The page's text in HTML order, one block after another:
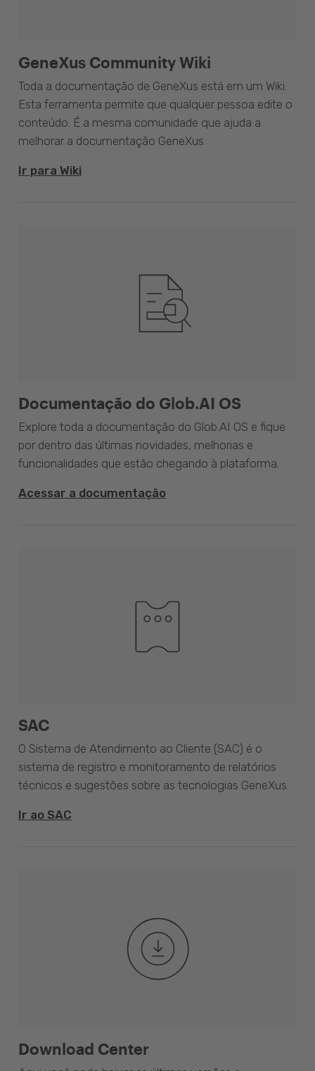
GeneXus Community Wiki
Toda a documentação de GeneXus está em um Wiki.
Esta ferramenta permite que qualquer pessoa edite o
conteúdo. É a mesma comunidade que ajuda a
melhorar a documentação GeneXus.
Ir para Wiki
Documentação do Glob.AI OS
Explore toda a documentação do Glob.AI OS e fique
por dentro das últimas novidades, melhorias e
funcionalidades que estão chegando à plataforma.
Acessar a documentação
SAC
O Sistema de Atendimento ao Cliente (SAC) é o
sistema de registro e monitoramento de relatórios
técnicos e sugestões sobre as tecnologias GeneXus.
Ir ao SAC
Download Center